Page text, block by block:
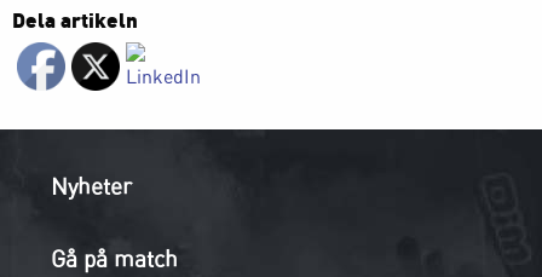
Dela artikeln
Nyheter
Gå på match